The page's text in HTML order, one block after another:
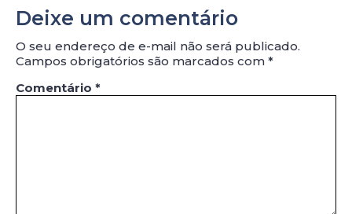
Deixe um comentário
O seu endereço de e-mail não será publicado.
Campos obrigatórios são marcados com *
Comentário *